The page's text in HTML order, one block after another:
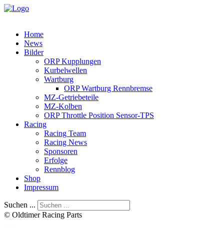
Home
News
Bilder
ORP Kupplungen
Kurbelwellen
Wartburg
ORP Wartburg Rennbremse
MZ-Getriebeteile
MZ-Kolben
ORP Throttle Position Sensor-TPS
Racing
Racing Team
Racing News
Sponsoren
Erfolge
Rennblog
Shop
Impressum
Suchen ...
© Oldtimer Racing Parts